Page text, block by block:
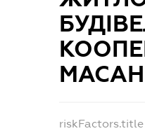
riskFactors.title